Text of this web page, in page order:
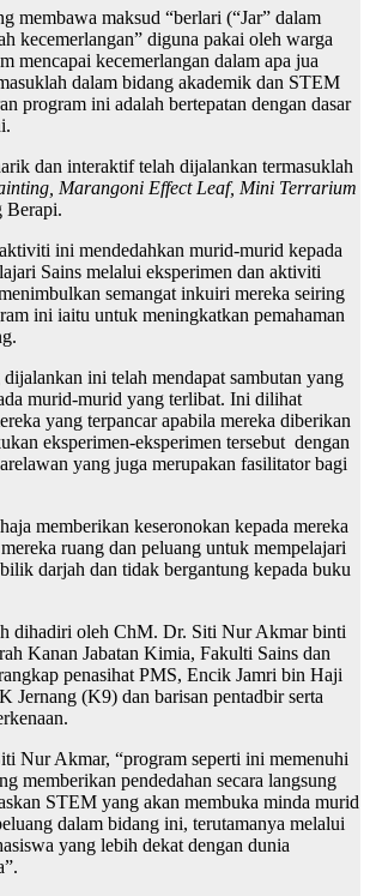
membawa maksud “berlari (“Jar” dalam
kecemerlangan” diguna pakai oleh warga
mencapai kecemerlangan dalam apa jua
dalam bidang akademik dan STEM
program ini adalah bertepatan dengan dasar
dan interaktif telah dijalankan termasuklah
Marangoni Effect Leaf, Mini Terrarium
Berapi.
ini mendedahkan murid-murid kepada
Sains melalui eksperimen dan aktiviti
semangat inkuiri mereka seiring
ini iaitu untuk meningkatkan pemahaman
ini telah mendapat sambutan yang
murid-murid yang terlibat. Ini dilihat
yang terpancar apabila mereka diberikan
eksperimen-eksperimen tersebut dengan
yang juga merupakan fasilitator bagi
memberikan keseronokan kepada mereka
ruang dan peluang untuk mempelajari
darjah dan tidak bergantung kepada buku
dihadiri oleh ChM. Dr. Siti Nur Akmar binti
Kanan Jabatan Kimia, Fakulti Sains dan
penasihat PMS, Encik Jamri bin Haji
Jernang (K9) dan barisan pentadbir serta
Nur Akmar, “program seperti ini memenuhi
memberikan pendedahan secara langsung
STEM yang akan membuka minda murid
dalam bidang ini, terutamanya melalui
yang lebih dekat dengan dunia